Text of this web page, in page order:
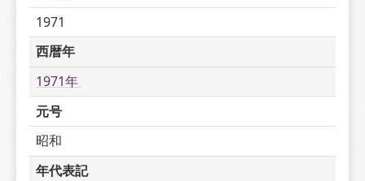
1971
西暦年
1971年
元号
昭和
年代表記